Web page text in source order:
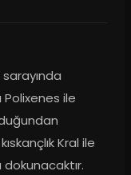
Polixenes ile
Kral ile